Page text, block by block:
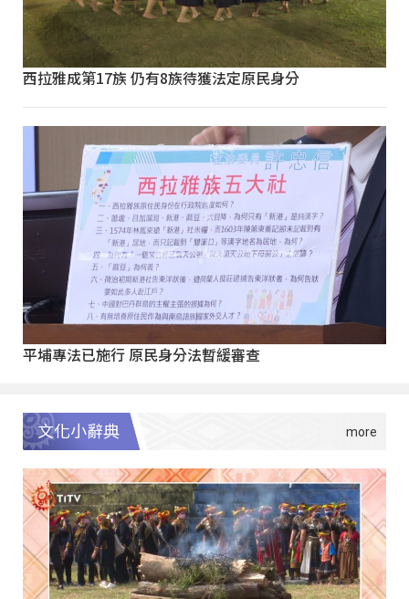
西拉雅成第17族 仍有8族待獲法定原民身分
平埔專法已施行 原民身分法暫緩審查
文化小辭典